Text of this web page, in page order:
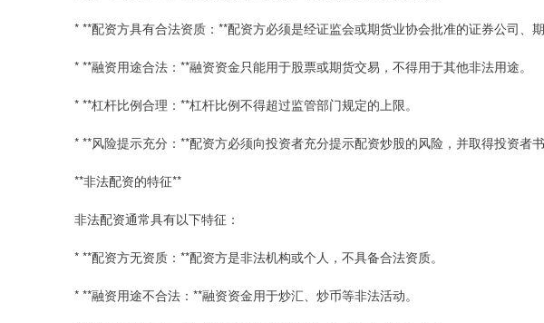
* **配资方具有合法资质：**配资方必须是经证监会或期货业协会批准的证券公司、
* **融资用途合法：**融资资金只能用于股票或期货交易，不得用于其他非法用途。
* **杠杆比例合理：**杠杆比例不得超过监管部门规定的上限。
* **风险提示充分：**配资方必须向投资者充分提示配资炒股的风险，并取得投资者书
**非法配资的特征**
非法配资通常具有以下特征：
* **配资方无资质：**配资方是非法机构或个人，不具备合法资质。
* **融资用途不合法：**融资资金用于炒汇、炒币等非法活动。